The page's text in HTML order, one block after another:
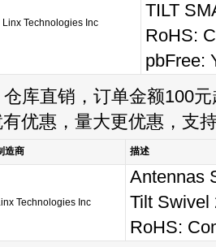
Linx Technologies Inc
TILT
RoHS:
pbFree:
库直销，订单金额100元
优惠，量大更优惠，支
造商 描述
Technologies Inc
Antennas
Tilt Swivel
RoHS: